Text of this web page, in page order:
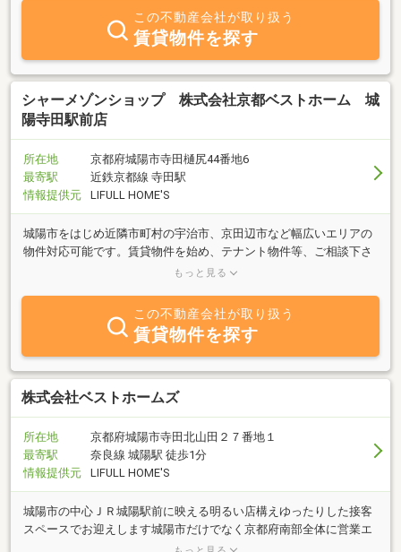
この不動産会社が取り扱う
賃貸物件を探す
シャーメゾンショップ 株式会社京都ベストホーム 城
陽寺田駅前店
所在地
京都府城陽市寺田樋尻44番地6
最寄駅
近鉄京都線 寺田駅
情報提供元
LIFULL HOME'S
城陽市をはじめ近隣市町村の宇治市、京田辺市など幅広いエリアの
物件対応可能です。賃貸物件を始め、テナント物件等、ご相談下さ
いませ。クレジットカード決済にも対応した店舗となっておりま
もっと見る
この不動産会社が取り扱う
賃貸物件を探す
株式会社ベストホームズ
所在地
京都府城陽市寺田北山田２７番地１
最寄駅
奈良線 城陽駅 徒歩1分
情報提供元
LIFULL HOME'S
城陽市の中心ＪＲ城陽駅前に映える明るい店構えゆったりした接客
スペースでお迎えします城陽市だけでなく京都府南部全体に営業エ
リアを広げ新築・売買仲介・賃貸管理業務などあらゆるご相談を承